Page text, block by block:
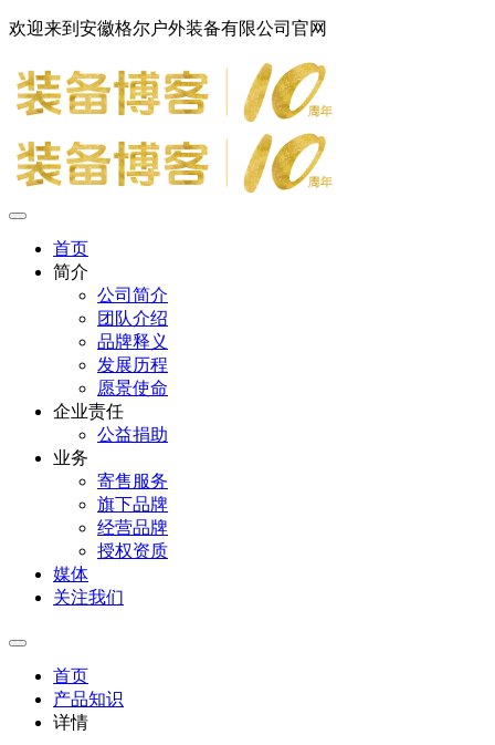
欢迎来到安徽格尔户外装备有限公司官网
首页
简介
公司简介
团队介绍
品牌释义
发展历程
愿景使命
企业责任
公益捐助
业务
寄售服务
旗下品牌
经营品牌
授权资质
媒体
关注我们
首页
产品知识
详情